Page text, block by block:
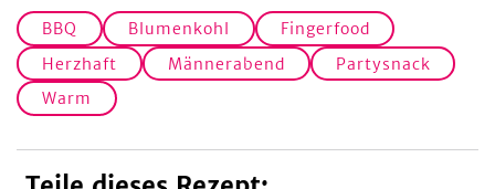
BBQ Blumenkohl
Fingerfood
Herzhaft
Männerabend
Partysnack
Warm